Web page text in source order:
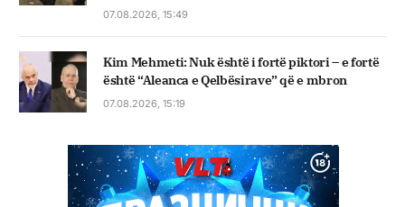
07.08.2026, 15:49
Kim Mehmeti: Nuk është i fortë piktori – e fortë
është “Aleanca e Qelbësirave” që e mbron
07.08.2026, 15:19